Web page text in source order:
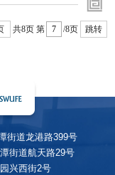
办公室工作人
办公室工作人员1
要职责招聘人数
共8页 第 /8页 跳转
街道龙港路399号
街道航天路29号
兴西街2号